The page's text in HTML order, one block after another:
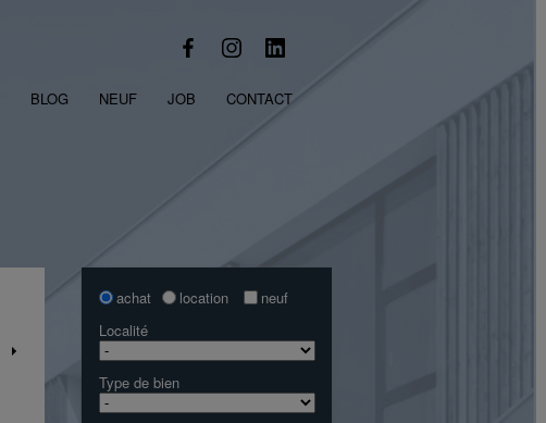
BLOG NEUF JOB CONTACT
achat location
neuf
Localité
Type de bien